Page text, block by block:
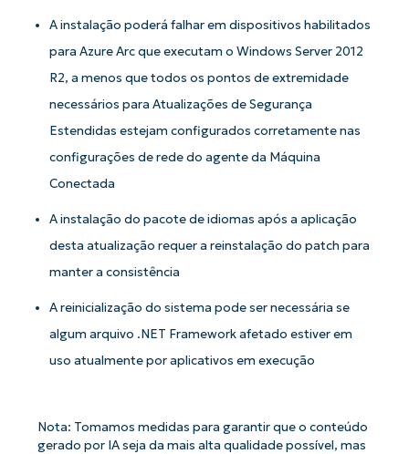
A instalação poderá falhar em dispositivos habilitados
para Azure Arc que executam o Windows Server 2012
R2, a menos que todos os pontos de extremidade
necessários para Atualizações de Segurança
Estendidas estejam configurados corretamente nas
configurações de rede do agente da Máquina
Conectada
A instalação do pacote de idiomas após a aplicação
desta atualização requer a reinstalação do patch para
manter a consistência
A reinicialização do sistema pode ser necessária se
algum arquivo .NET Framework afetado estiver em
uso atualmente por aplicativos em execução
Nota: Tomamos medidas para garantir que o conteúdo
gerado por IA seja da mais alta qualidade possível, mas
Comece a usar as análises de KB
orientadas por IA do NinjaOne!
First
name*
Business
Phone
País
Company